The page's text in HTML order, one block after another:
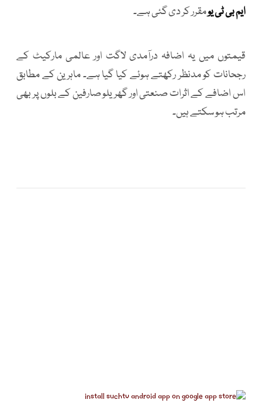
ایم بی ٹی یومقرر کر دی گئی ہے۔
قیمتوں میں یہ اضافہ درآمدی لاگت اور عالمی مارکیٹ کے
رجحانات کو مدنظر رکھتے ہوئے کیا گیا ہے۔ ماہرین کے مطابق
اس اضافے کے اثرات صنعتی اور گھریلو صارفین کے بلوں پر بھی
مرتب ہو سکتے ہیں۔